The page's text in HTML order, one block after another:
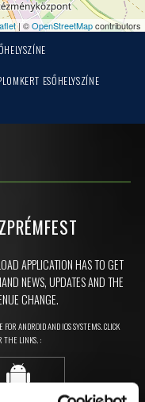
| ©OpenStreetMapcontributors
ESŐHELYSZÍNE
APPLICATION HAS TO GET
NEWS, UPDATES AND THE
CHANGE.
FOR ANDROID AND IOS SYSTEMS. CLICK
THE LINKS. :